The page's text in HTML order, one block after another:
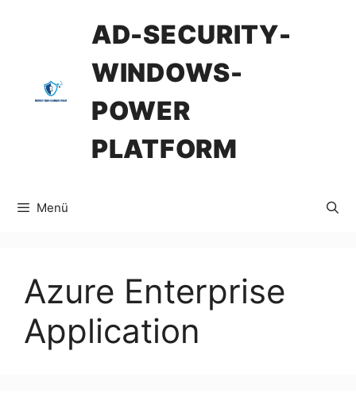
AD-SECURITY-
WINDOWS-
POWER
PLATFORM
Menü
Azure Enterprise
Application